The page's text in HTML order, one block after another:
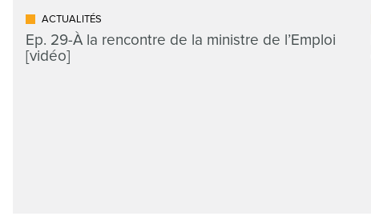
ACTUALITÉS
Ep. 29-À la rencontre de la ministre de l’Emploi
[vidéo]